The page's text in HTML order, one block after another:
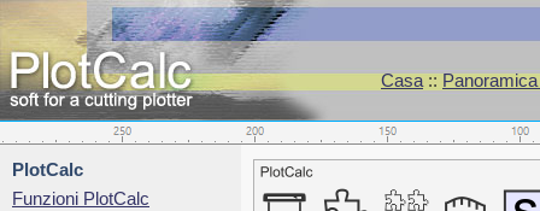
Casa::
PlotCalc
Funzioni PlotCalc